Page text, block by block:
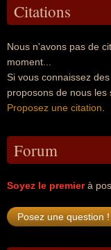
Citations
Nous n'avons pas de
moment...
Si vous connaissez
proposons de nous les
Proposez une citation
Forum
Soyez le premierà